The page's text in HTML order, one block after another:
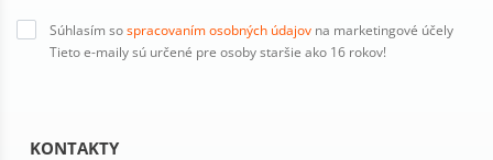
KONTAKTY
Súhlasím sospracovaním osobných údajov na marketingové účely
Tieto e-maily sú určené pre osoby staršie ako 16 rokov!